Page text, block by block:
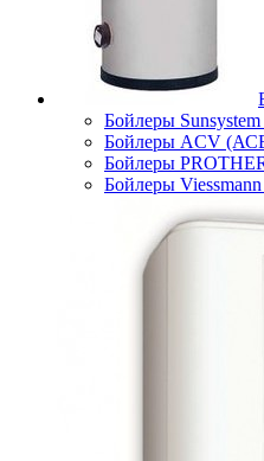
Бойлеры
Бойлеры ACV
Бойлеры
Бойлеры